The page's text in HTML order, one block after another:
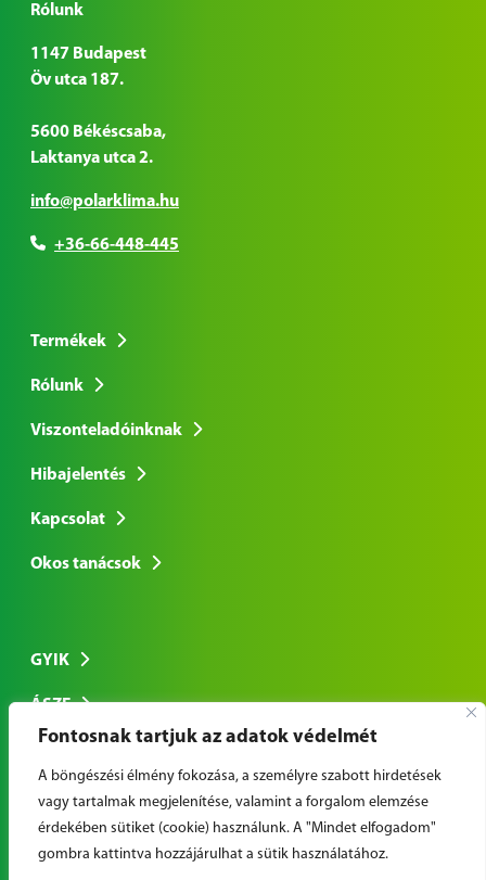
Fontosnak tartjuk az adatok védelmét
A böngészési élmény fokozása, a személyre szabott hirdetések
vagy tartalmak megjelenítése, valamint a forgalom elemzése
érdekében sütiket (cookie) használunk. A "Mindet elfogadom"
gombra kattintva hozzájárulhat a sütik használatához.
Rólunk
1147 Budapest
Öv utca 187.
5600 Békéscsaba,
Laktanya utca 2.
info@polarklima.hu
+36-66-448-445
Termékek
Rólunk
Viszonteladóinknak
Hibajelentés
Kapcsolat
Okos tanácsok
GYIK
ÁSZF
Adatkezelési tájékoztató
© Copyright 2026 Cool-Airconditional Nyrt. | Minden jog